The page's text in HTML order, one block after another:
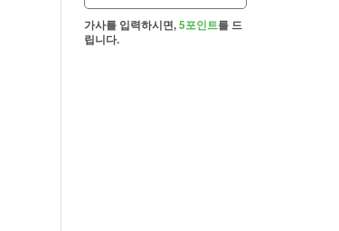
가사를 입력하시면,5포인트를 드
립니다.